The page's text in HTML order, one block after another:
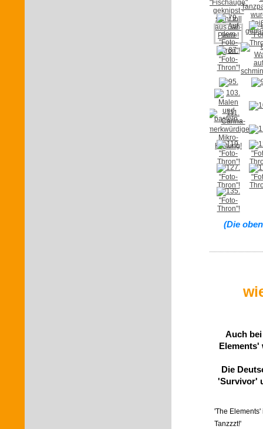
(Die
Auch
Elements'
Die
'Survivor'
'The
Tanzzzt!'